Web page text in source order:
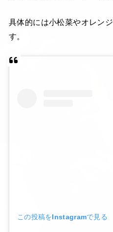
具体的には小松菜やオレン
す。
この投稿をInstagramで見る